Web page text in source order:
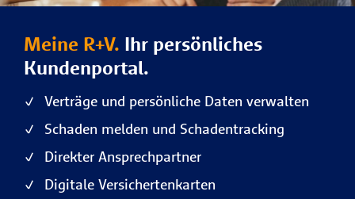
Meine R+V. Ihr persönliches
Kundenportal.
Verträge und persönliche Daten verwalten
Schaden melden und Schadentracking
Direkter Ansprechpartner
Digitale Versichertenkarten